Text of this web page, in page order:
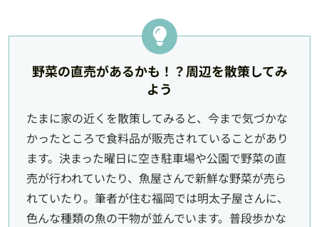
野菜の直売があるかも！？周辺を散策してみ
よう
たまに家の近くを散策してみると、今まで気づかな
かったところで食料品が販売されていることがあり
ます。決まった曜日に空き駐車場や公園で野菜の直
売が行われていたり、魚屋さんで新鮮な野菜が売ら
れていたり。筆者が住む福岡では明太子屋さんに、
色んな種類の魚の干物が並んでいます。普段歩かな